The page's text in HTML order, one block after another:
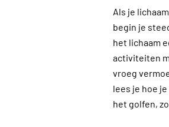
Als je
begin je
het lichaam
activiteiten
vroeg
lees je hoe
het golfen,